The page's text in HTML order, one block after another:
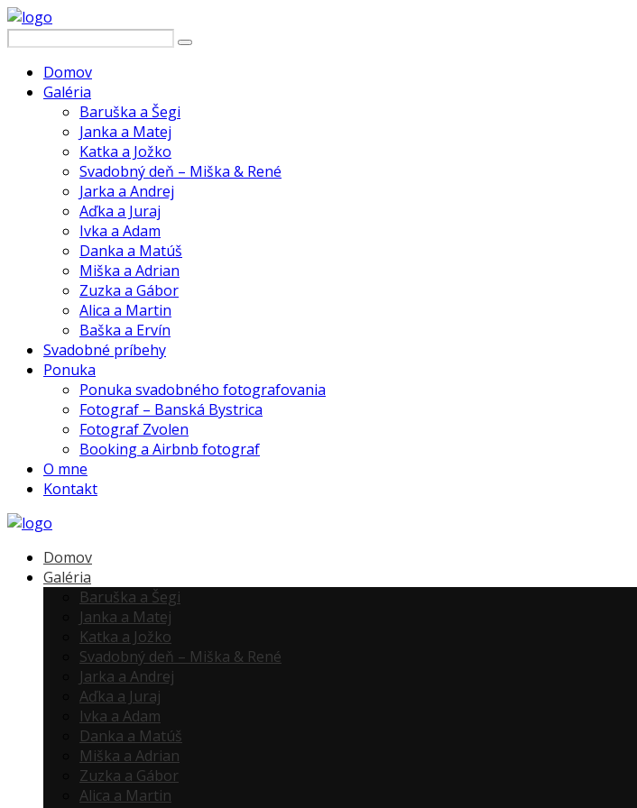
Domov
Galéria
Baruška a Šegi
Janka a Matej
Katka a Jožko
Svadobný deň – Miška & René
Jarka a Andrej
Aďka a Juraj
Ivka a Adam
Danka a Matúš
Miška a Adrian
Zuzka a Gábor
Alica a Martin
Baška a Ervín
Svadobné príbehy
Ponuka
Ponuka svadobného fotografovania
Fotograf – Banská Bystrica
Fotograf Zvolen
Booking a Airbnb fotograf
O mne
Kontakt
Domov
Galéria
Baruška a Šegi
Janka a Matej
Katka a Jožko
Svadobný deň – Miška & René
Jarka a Andrej
Aďka a Juraj
Ivka a Adam
Danka a Matúš
Miška a Adrian
Zuzka a Gábor
Alica a Martin